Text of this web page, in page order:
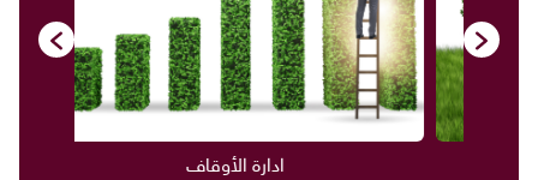
ادارة الأوقاف